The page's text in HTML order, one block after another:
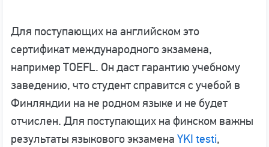
Для поступающих на английском это
сертификат международного экзамена,
например TOEFL. Он даст гарантию учебному
заведению, что студент справится с учебой в
Финляндии на не родном языке и не будет
отчислен. Для поступающих на финском важны
результаты языкового экзамена YKI testi,